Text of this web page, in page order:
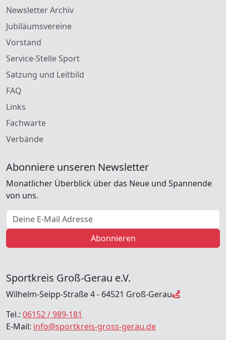
Newsletter Archiv
Jubiläumsvereine
Vorstand
Service-Stelle Sport
Satzung und Leitbild
FAQ
Links
Fachwarte
Verbände
Abonniere unseren Newsletter
Monatlicher Überblick über das Neue und Spannende
von uns.
E-Mail Adresse
Abonnieren
Sportkreis Groß-Gerau e.V.
Wilhelm-Seipp-Straße 4 - 64521 Groß-Gerau
Tel.: 06152 / 989-181
E-Mail: info@sportkreis-gross-gerau.de